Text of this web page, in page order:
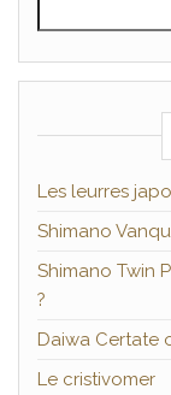
Les leurres
Shimano
Shimano Twin
?
Daiwa Certate
Le cristivomer